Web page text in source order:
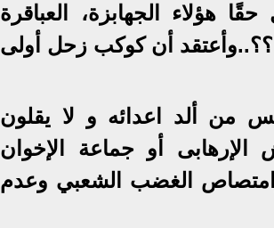
هؤلاء الجهابزة، العباقرة
أن كوكب زحل أولى
من ألد اعدائه و لا يقلون
أو جماعة الإخوان
وامتصاص الغضب الشعبي وعدم